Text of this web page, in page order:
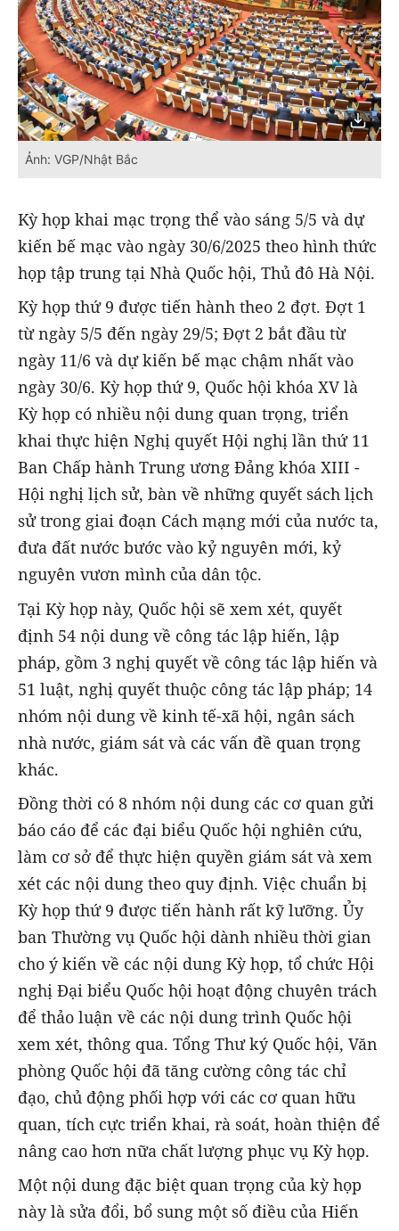
Ảnh: VGP/Nhật Bắc
Kỳ họp khai mạc trọng thể vào sáng 5/5 và dự
kiến bế mạc vào ngày 30/6/2025 theo hình thức
họp tập trung tại Nhà Quốc hội, Thủ đô Hà Nội.
Kỳ họp thứ 9 được tiến hành theo 2 đợt. Đợt 1
từ ngày 5/5 đến ngày 29/5; Đợt 2 bắt đầu từ
ngày 11/6 và dự kiến bế mạc chậm nhất vào
ngày 30/6. Kỳ họp thứ 9, Quốc hội khóa XV là
Kỳ họp có nhiều nội dung quan trọng, triển
khai thực hiện Nghị quyết Hội nghị lần thứ 11
Ban Chấp hành Trung ương Đảng khóa XIII -
Hội nghị lịch sử, bàn về những quyết sách lịch
sử trong giai đoạn Cách mạng mới của nước ta,
đưa đất nước bước vào kỷ nguyên mới, kỷ
nguyên vươn mình của dân tộc.
Tại Kỳ họp này, Quốc hội sẽ xem xét, quyết
định 54 nội dung về công tác lập hiến, lập
pháp, gồm 3 nghị quyết về công tác lập hiến và
51 luật, nghị quyết thuộc công tác lập pháp; 14
nhóm nội dung về kinh tế-xã hội, ngân sách
nhà nước, giám sát và các vấn đề quan trọng
khác.
Đồng thời có 8 nhóm nội dung các cơ quan gửi
báo cáo để các đại biểu Quốc hội nghiên cứu,
làm cơ sở để thực hiện quyền giám sát và xem
xét các nội dung theo quy định. Việc chuẩn bị
Kỳ họp thứ 9 được tiến hành rất kỹ lưỡng. Ủy
ban Thường vụ Quốc hội dành nhiều thời gian
cho ý kiến về các nội dung Kỳ họp, tổ chức Hội
nghị Đại biểu Quốc hội hoạt động chuyên trách
để thảo luận về các nội dung trình Quốc hội
xem xét, thông qua. Tổng Thư ký Quốc hội, Văn
phòng Quốc hội đã tăng cường công tác chỉ
đạo, chủ động phối hợp với các cơ quan hữu
quan, tích cực triển khai, rà soát, hoàn thiện để
nâng cao hơn nữa chất lượng phục vụ Kỳ họp.
Một nội dung đặc biệt quan trọng của kỳ họp
này là sửa đổi, bổ sung một số điều của Hiến